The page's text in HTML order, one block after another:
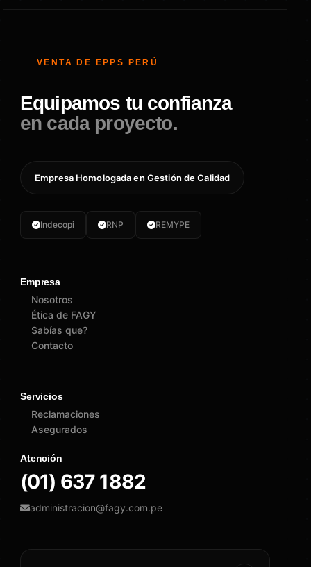
VENTA DE EPPS PERÚ
Equipamos tu confianza
en cada proyecto.
Empresa Homologada en Gestión de Calidad
Indecopi RNP REMYPE
Empresa
Nosotros
Ética de FAGY
Sabías que?
Contacto
Servicios
Reclamaciones
Asegurados
Atención
(01) 637 1882
administracion@fagy.com.pe